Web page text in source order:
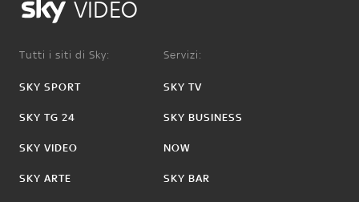
VIDEO
Tutti i siti di Sky:
SKY SPORT
SKY TG 24
SKY VIDEO
SKY ARTE
Servizi:
SKY TV
SKY BUSINESS
NOW
SKY BAR